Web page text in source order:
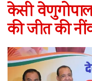
केसी वेणुगोपाल
की जीत की